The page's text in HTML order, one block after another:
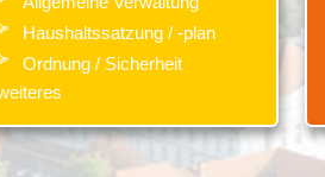
Haushaltssatzung / -plan
Ordnung / Sicherheit